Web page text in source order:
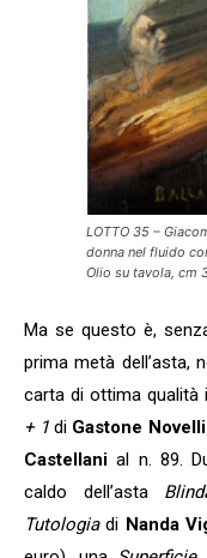
LOTTO 35 –
donna nel fluido
Olio su tavola, cm
Ma se questo è,
prima metà dell’asta,
carta di ottima qualità
+ 1 di Gastone Novelli
Castellani al n. 89.
caldo dell’asta
Tutologiadi Nanda